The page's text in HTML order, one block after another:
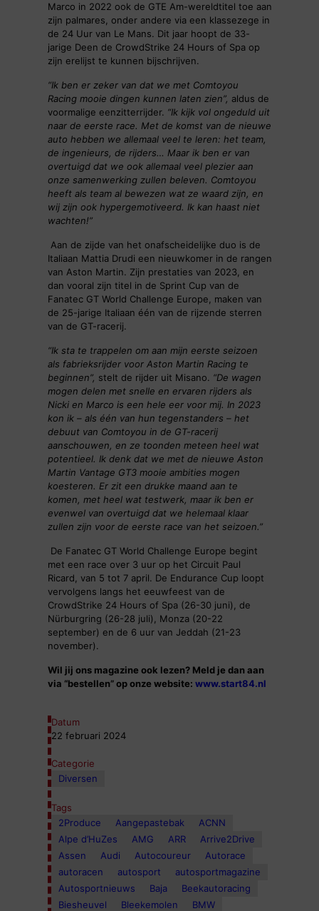
Marco in 2022 ook de GTE Am-wereldtitel toe aan
zijn palmares, onder andere via een klassezege in
de 24 Uur van Le Mans. Dit jaar hoopt de 33-
jarige Deen de CrowdStrike 24 Hours of Spa op
zijn erelijst te kunnen bijschrijven.
“Ik ben er zeker van dat we met Comtoyou
Racing mooie dingen kunnen laten zien”, aldus de
voormalige eenzitterrijder. “Ik kijk vol ongeduld uit
naar de eerste race. Met de komst van de nieuwe
auto hebben we allemaal veel te leren: het team,
de ingenieurs, de rijders… Maar ik ben er van
overtuigd dat we ook allemaal veel plezier aan
onze samenwerking zullen beleven. Comtoyou
heeft als team al bewezen wat ze waard zijn, en
wij zijn ook hypergemotiveerd. Ik kan haast niet
wachten!”
Aan de zijde van het onafscheidelijke duo is de
Italiaan Mattia Drudi een nieuwkomer in de rangen
van Aston Martin. Zijn prestaties van 2023, en
dan vooral zijn titel in de Sprint Cup van de
Fanatec GT World Challenge Europe, maken van
de 25-jarige Italiaan één van de rijzende sterren
van de GT-racerij.
“Ik sta te trappelen om aan mijn eerste seizoen
als fabrieksrijder voor Aston Martin Racing te
beginnen”, stelt de rijder uit Misano. “De wagen
mogen delen met snelle en ervaren rijders als
Nicki en Marco is een hele eer voor mij. In 2023
kon ik – als één van hun tegenstanders – het
debuut van Comtoyou in de GT-racerij
aanschouwen, en ze toonden meteen heel wat
potentieel. Ik denk dat we met de nieuwe Aston
Martin Vantage GT3 mooie ambities mogen
koesteren. Er zit een drukke maand aan te
komen, met heel wat testwerk, maar ik ben er
evenwel van overtuigd dat we helemaal klaar
zullen zijn voor de eerste race van het seizoen.”
De Fanatec GT World Challenge Europe begint
met een race over 3 uur op het Circuit Paul
Ricard, van 5 tot 7 april. De Endurance Cup loopt
vervolgens langs het eeuwfeest van de
CrowdStrike 24 Hours of Spa (26-30 juni), de
Nürburgring (26-28 juli), Monza (20-22
september) en de 6 uur van Jeddah (21-23
november).
Wil jij ons magazine ook lezen? Meld je dan aan
via “bestellen” op onze website: www.start84.nl
Datum
22 februari 2024
Categorie
Diversen
Tags
2Produce
Aangepastebak
ACNN
Alpe d’HuZes
AMG ARR
Arrive2Drive
Assen
Audi Autocoureur
Autorace
autoracen
autosport
autosportmagazine
Autosportnieuws
Baja
Beekautoracing
Biesheuvel
Bleekemolen BMW